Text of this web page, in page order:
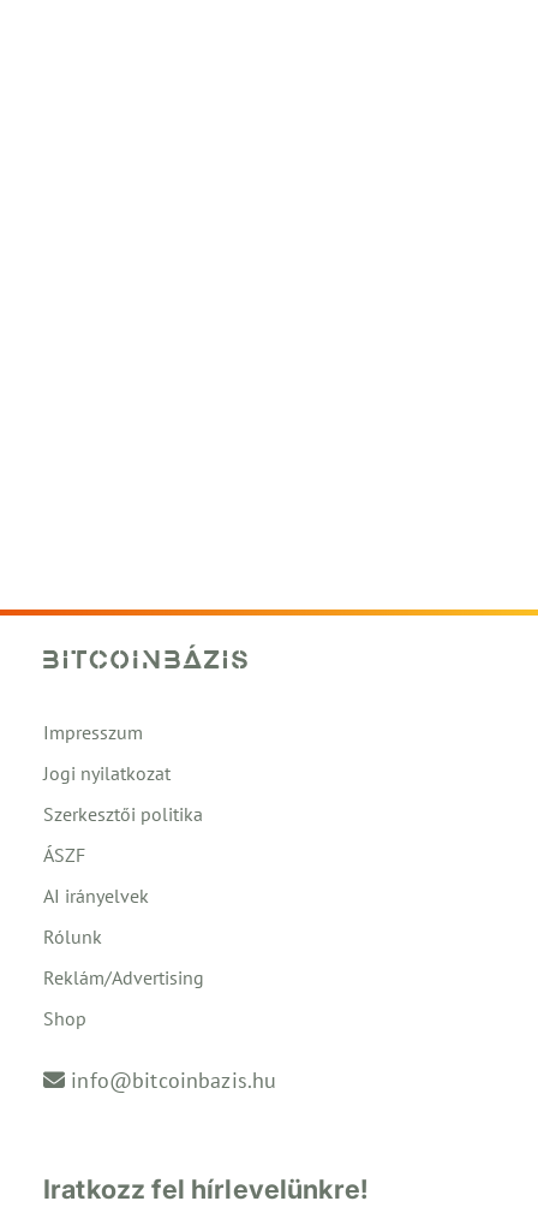
Impresszum
Jogi nyilatkozat
Szerkesztői politika
ÁSZF
AI irányelvek
Rólunk
Reklám/Advertising
Shop
info@bitcoinbazis.hu
Iratkozz fel hírlevelünkre!